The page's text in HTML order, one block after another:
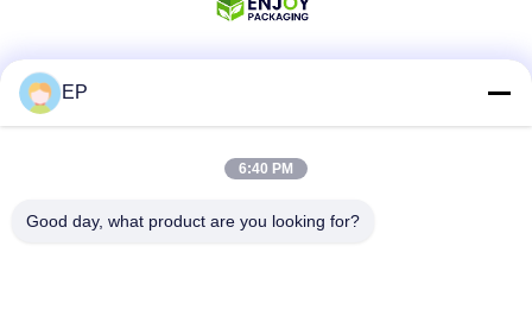
Snel contact
EP
6:40 PM
Good day, what product are you looking for?